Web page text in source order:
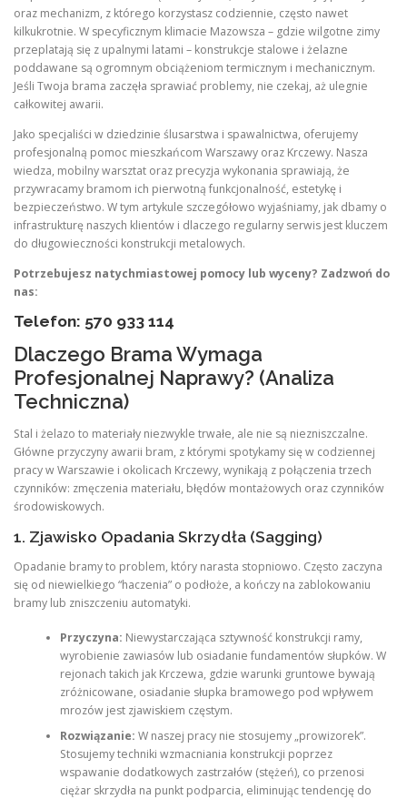
oraz mechanizm, z którego korzystasz codziennie, często nawet
kilkukrotnie. W specyficznym klimacie Mazowsza – gdzie wilgotne zimy
przeplatają się z upalnymi latami – konstrukcje stalowe i żelazne
poddawane są ogromnym obciążeniom termicznym i mechanicznym.
Jeśli Twoja brama zaczęła sprawiać problemy, nie czekaj, aż ulegnie
całkowitej awarii.
Jako specjaliści w dziedzinie ślusarstwa i spawalnictwa, oferujemy
profesjonalną pomoc mieszkańcom Warszawy oraz Krczewy. Nasza
wiedza, mobilny warsztat oraz precyzja wykonania sprawiają, że
przywracamy bramom ich pierwotną funkcjonalność, estetykę i
bezpieczeństwo. W tym artykule szczegółowo wyjaśniamy, jak dbamy o
infrastrukturę naszych klientów i dlaczego regularny serwis jest kluczem
do długowieczności konstrukcji metalowych.
Potrzebujesz natychmiastowej pomocy lub wyceny? Zadzwoń do
nas:
Telefon: 570 933 114
Dlaczego Brama Wymaga
Profesjonalnej Naprawy? (Analiza
Techniczna)
Stal i żelazo to materiały niezwykle trwałe, ale nie są niezniszczalne.
Główne przyczyny awarii bram, z którymi spotykamy się w codziennej
pracy w Warszawie i okolicach Krczewy, wynikają z połączenia trzech
czynników: zmęczenia materiału, błędów montażowych oraz czynników
środowiskowych.
1. Zjawisko Opadania Skrzydła (Sagging)
Opadanie bramy to problem, który narasta stopniowo. Często zaczyna
się od niewielkiego “haczenia” o podłoże, a kończy na zablokowaniu
bramy lub zniszczeniu automatyki.
Przyczyna: Niewystarczająca sztywność konstrukcji ramy,
wyrobienie zawiasów lub osiadanie fundamentów słupków. W
rejonach takich jak Krczewa, gdzie warunki gruntowe bywają
zróżnicowane, osiadanie słupka bramowego pod wpływem
mrozów jest zjawiskiem częstym.
Rozwiązanie: W naszej pracy nie stosujemy „prowizorek”.
Stosujemy techniki wzmacniania konstrukcji poprzez
wspawanie dodatkowych zastrzałów (stężeń), co przenosi
ciężar skrzydła na punkt podparcia, eliminując tendencję do